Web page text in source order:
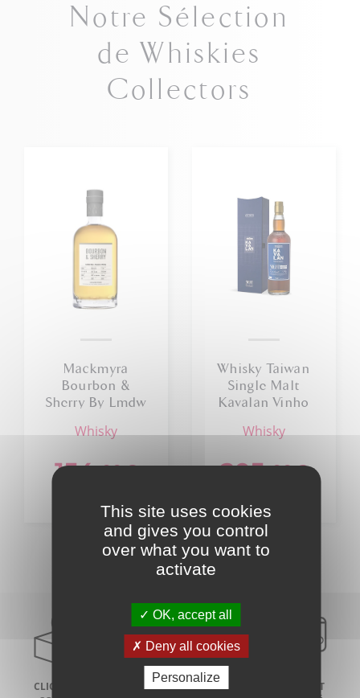
Notre Sélection
de Whiskies
Collectors
Mackmyra
Bourbon &
Sherry By Lmdw
whisky
154 ,00€
Whisky Taiwan
Single Malt
Kavalan Vinho
55.6% 70cl
whisky
205 ,00€
CLICK AND
LIVRAISON À
PAIEMENT
This site uses cookies
and gives you control
over what you want to
activate
OK, accept all
Deny all cookies
Personalize